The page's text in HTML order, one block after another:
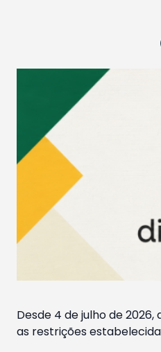
Desde 4 de julho de
as restrições